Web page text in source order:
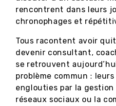
rencontrent dans leurs
chronophages et
Tous racontent avoir
devenir consultant,
se retrouvent
problème commun :
englouties par la gestion
réseaux sociaux ou la